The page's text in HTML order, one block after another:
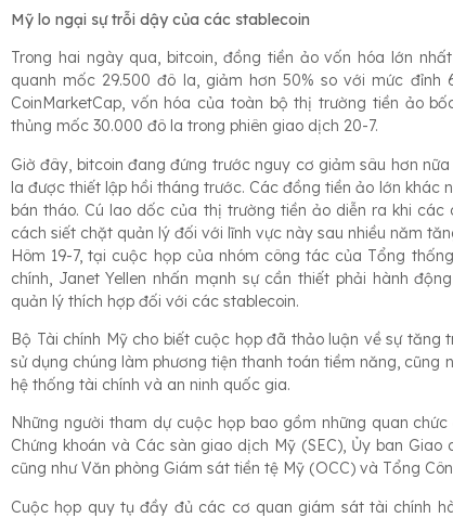
Mỹ lo ngại sự trỗi dậy của các stablecoin
Trong hai ngày qua, bitcoin, đồng tiền ảo vốn hóa lớn
quanh mốc 29.500 đô la, giảm hơn 50% so với mức
CoinMarketCap, vốn hóa của toàn bộ thị trường tiền ảo
thủng mốc 30.000 đô la trong phiên giao dịch 20-7.
Giờ đây, bitcoin đang đứng trước nguy cơ giảm sâu hơn
la được thiết lập hồi tháng trước. Các đồng tiền ảo lớn khác
bán tháo. Cú lao dốc của thị trường tiền ảo diễn ra khi
cách siết chặt quản lý đối với lĩnh vực này sau nhiều năm
Hôm 19-7, tại cuộc họp của nhóm công tác của Tổng
chính, Janet Yellen nhấn mạnh sự cần thiết phải hành
quản lý thích hợp đối với các stablecoin.
Bộ Tài chính Mỹ cho biết cuộc họp đã thảo luận về sự
sử dụng chúng làm phương tiện thanh toán tiềm năng, cũng
hệ thống tài chính và an ninh quốc gia.
Những người tham dự cuộc họp bao gồm những quan
Chứng khoán và Các sàn giao dịch Mỹ (SEC), Ủy ban
cũng như Văn phòng Giám sát tiền tệ Mỹ (OCC) và Tổng
Cuộc họp quy tụ đầy đủ các cơ quan giám sát tài chính